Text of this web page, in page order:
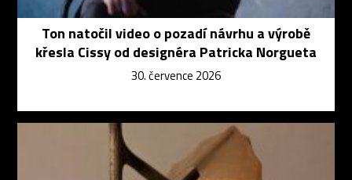
Ton natočil video o pozadí návrhu a výrobě
křesla Cissy od designéra Patricka Norgueta
30. července 2026